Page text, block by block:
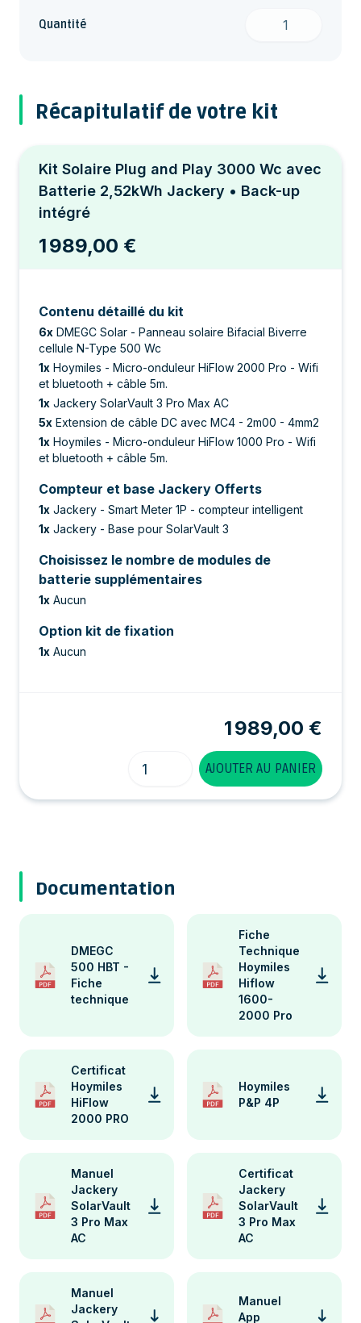
Quantité
Récapitulatif de votre kit
Kit Solaire Plug and Play 3000 Wc avec
Batterie 2,52kWh Jackery • Back-up
intégré
1 989,00 €
Contenu détaillé du kit
6x DMEGC Solar - Panneau solaire Bifacial Biverre
cellule N-Type 500 Wc
1x Hoymiles - Micro-onduleur HiFlow 2000 Pro - Wifi
et bluetooth + câble 5m.
1x Jackery SolarVault 3 Pro Max AC
5x Extension de câble DC avec MC4 - 2m00 - 4mm2
1x Hoymiles - Micro-onduleur HiFlow 1000 Pro - Wifi
et bluetooth + câble 5m.
Compteur et base Jackery Offerts
1x Jackery - Smart Meter 1P - compteur intelligent
1x Jackery - Base pour SolarVault 3
Choisissez le nombre de modules de
batterie supplémentaires
1x Aucun
Option kit de fixation
1x Aucun
1 989,00 €
Quantité
AJOUTER AU PANIER
Documentation
DMEGC
500 HBT -
Fiche
technique
Fiche
Technique
Hoymiles
Hiflow
1600-
2000 Pro
Certificat
Hoymiles
HiFlow
2000 PRO
Hoymiles
P&P 4P
Manuel
Jackery
SolarVault
3 Pro Max
AC
Certificat
Jackery
SolarVault
3 Pro Max
AC
Manuel
Jackery
Manuel
App